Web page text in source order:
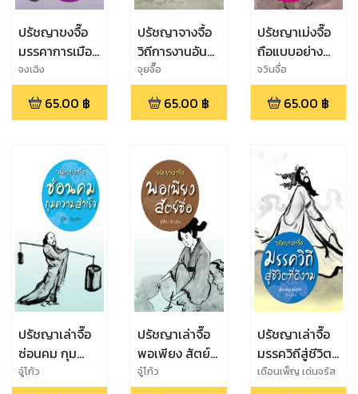
ปรัชญาขงจื๊อ
มรรคาการเมือง
การปกครองที่
ล้ำเลิศ
จงเฉิง
65.00 ฿
ปรัชญาจางจื้อ
วิถีการงานอัน
เบิกบานใจ
จุยจื๊อ
65.00 ฿
ปรัชญาเม่งจื๊อ
ถือแบบอย่าง
ยอดคน
จวินจื่อ
65.00 ฿
ปรัชญาเล่าจื๊อ
ซ่อนคม กุม
ความสำเร็จ
จู๋โก้ว
ปรัชญาเล่าจื๊อ
พอเพียง สัตย์
ซื่อ
จู๋โก้ว
ปรัชญาเล่าจื๊อ
มรรควิถีสู่ชีวิตที่
ดีงาม
เดือนเพ็ญ เด่นจรัส